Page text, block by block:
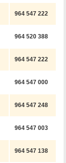
964 547 222
964 520 388
964 547 222
964 547 000
964 547 248
964 547 003
964 547 138